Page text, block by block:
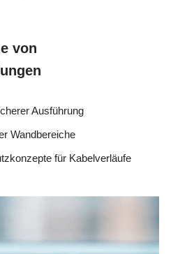
von
Ausführung
Wandbereiche
für Kabelverläufe